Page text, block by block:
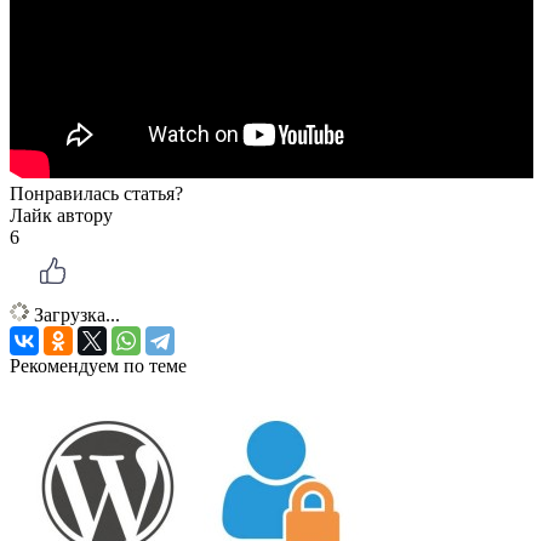
Понравилась статья?
Лайк автору
6
Загрузка...
Рекомендуем по теме